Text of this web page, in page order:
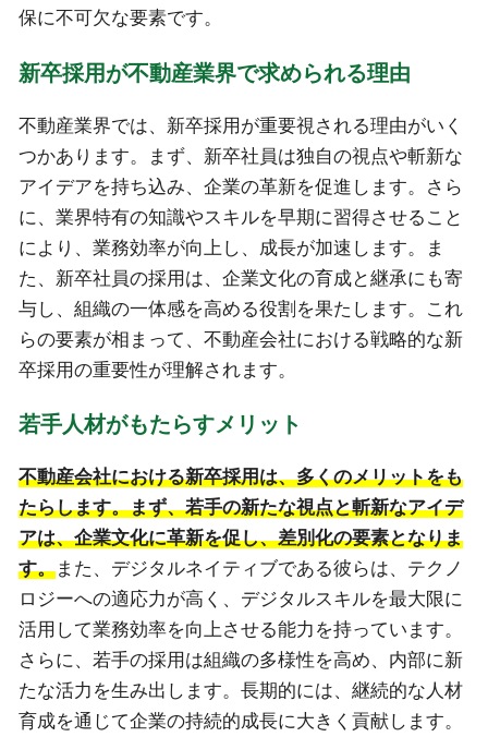
保に不可欠な要素です。
新卒採用が不動産業界で求められる理由
不動産業界では、新卒採用が重要視される理由がいく
つかあります。まず、新卒社員は独自の視点や斬新な
アイデアを持ち込み、企業の革新を促進します。さら
に、業界特有の知識やスキルを早期に習得させること
により、業務効率が向上し、成長が加速します。ま
た、新卒社員の採用は、企業文化の育成と継承にも寄
与し、組織の一体感を高める役割を果たします。これ
らの要素が相まって、不動産会社における戦略的な新
卒採用の重要性が理解されます。
若手人材がもたらすメリット
不動産会社における新卒採用は、多くのメリットをも
たらします。まず、若手の新たな視点と斬新なアイデ
アは、企業文化に革新を促し、差別化の要素となりま
す。また、デジタルネイティブである彼らは、テクノ
ロジーへの適応力が高く、デジタルスキルを最大限に
活用して業務効率を向上させる能力を持っています。
さらに、若手の採用は組織の多様性を高め、内部に新
たな活力を生み出します。長期的には、継続的な人材
育成を通じて企業の持続的成長に大きく貢献します。